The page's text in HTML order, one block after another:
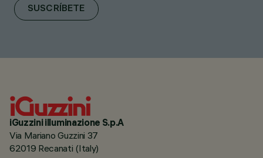
SUSCRÍBETE
iGuzzini illuminazione S.p.A
Via Mariano Guzzini 37
62019 Recanati (Italy)